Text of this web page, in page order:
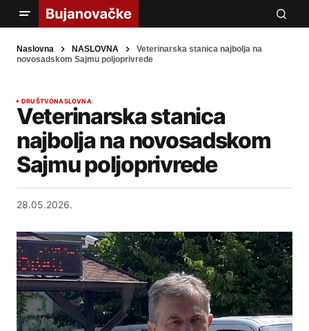
Naslovna NASLOVNA
Veterinarska stanica najbolja na
novosadskom Sajmu poljoprivrede
DRUŠTVONASLOVNA
Veterinarska stanica
najbolja na novosadskom
Sajmu poljoprivrede
28.05.2026.